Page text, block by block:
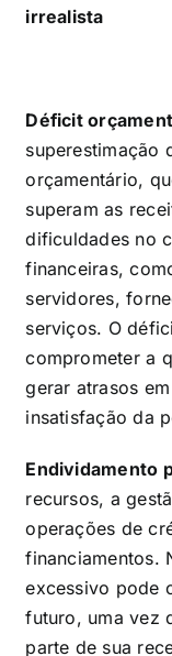
irrealista
Déficit
superestimação
orçamentário,
superam as
dificuldades no
financeiras,
servidores,
serviços. O
comprometer a
gerar atrasos
insatisfação da
Endividamento
recursos, a
operações de
financiamentos.
excessivo pode
futuro, uma vez
parte de sua